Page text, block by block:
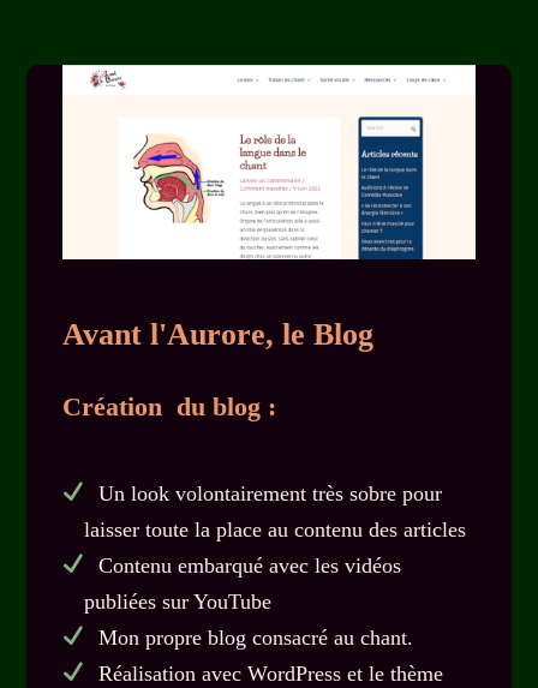
Avant l'Aurore, le Blog
Création du blog :
Un look volontairement très sobre pour
laisser toute la place au contenu des articles
Contenu embarqué avec les vidéos
publiées sur YouTube
Mon propre blog consacré au chant.
Réalisation avec WordPress et le thème